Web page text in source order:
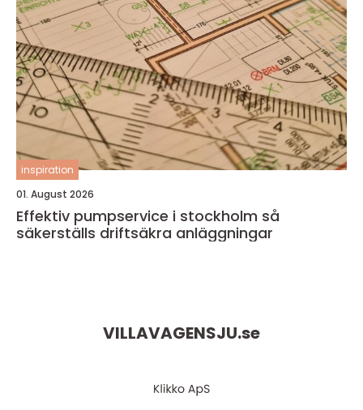
inspiration
01. August 2026
Effektiv pumpservice i stockholm så
säkerställs driftsäkra anläggningar
VILLAVAGENSJU.se